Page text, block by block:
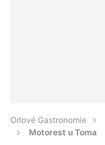
Orlové Gastronomie
Motorest u Toma